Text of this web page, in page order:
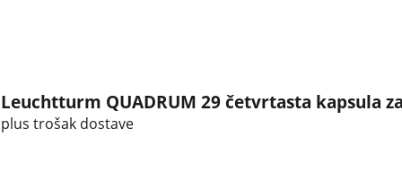
Leuchtturm QUADRUM 29 četvrtasta kapsula
plus trošak dostave